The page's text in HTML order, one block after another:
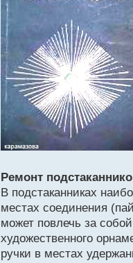
Ремонт
В подстаканниках
местах соединения
может повлечь за
художественного
ручки в местах